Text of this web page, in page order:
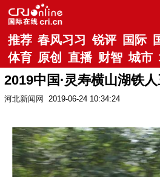
推荐 春风习习 锐评 国际
体育 原创 直播 财智 城市
2019中国·灵寿横山湖铁
河北新闻网 2019-06-24 10:34:24